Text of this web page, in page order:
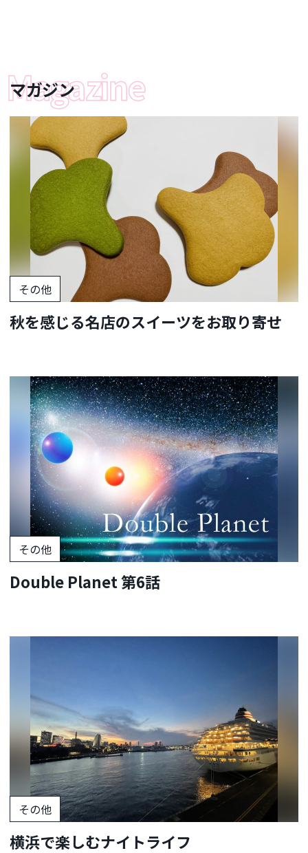
マガジン
その他
秋を感じる名店のスイーツをお取り寄せ
その他
Double Planet 第6話
その他
横浜で楽しむナイトライフ